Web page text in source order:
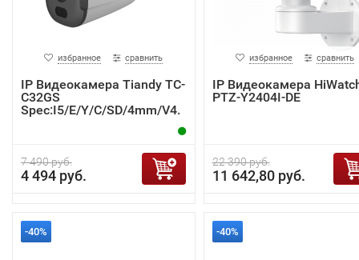
избранное сравнить
IP Видеокамера Tiandy TC-
C32GS
Spec:I5/E/Y/C/SD/4mm/V4.
7 490 руб.
4 494 руб.
избранное сравнить
IP Видеокамера
PTZ-Y2404I-DE
22 390 руб.
11 642,80 руб.
-40% -40%